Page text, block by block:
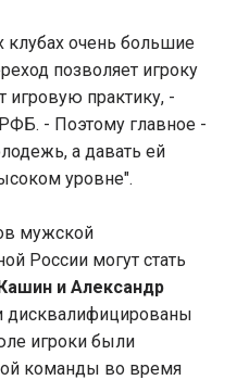
клубах очень большие
позволяет игроку
игровую практику, -
- Поэтому главное -
а давать ей
уровне".
мужской
России могут стать
и Александр
дисквалифицированы
игроки были
команды во время